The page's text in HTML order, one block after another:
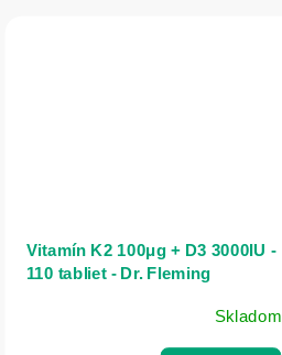
Vitamín K2 100μg + D3 3000IU -
110 tabliet - Dr. Fleming
Skladom